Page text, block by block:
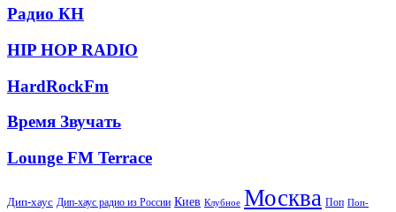
Радио
Радио КН
HIP
RADIO
HIP HOP RADIO
HardRockFm
HardRockFm
Время
Звучать
Время Звучать
Lounge
Lounge FM Terrace
Дип-хаус Дип-хаус радио из России Киев Клубное Москва Поп Поп-